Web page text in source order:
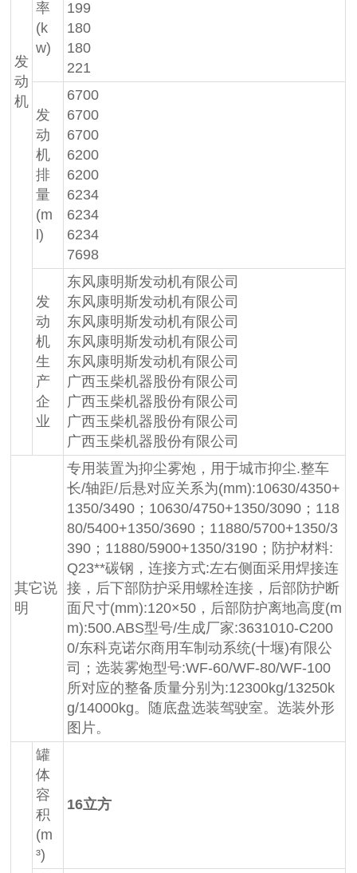
发
动
机
率
(k
w)
199
180
180
221
发
动
机
排
量
(m
l)
6700
6700
6700
6200
6200
6234
6234
6234
7698
发
动
机
生
产
企
业
东风康明斯发动机有限公司
东风康明斯发动机有限公司
东风康明斯发动机有限公司
东风康明斯发动机有限公司
东风康明斯发动机有限公司
广西玉柴机器股份有限公司
广西玉柴机器股份有限公司
广西玉柴机器股份有限公司
广西玉柴机器股份有限公司
其它说
明
专用装置为抑尘雾炮，用于城市抑尘.整车
长/轴距/后悬对应关系为(mm):10630/4350+
1350/3490；10630/4750+1350/3090；118
80/5400+1350/3690；11880/5700+1350/3
390；11880/5900+1350/3190；防护材料:
Q23**碳钢，连接方式:左右侧面采用焊接连
接，后下部防护采用螺栓连接，后部防护断
面尺寸(mm):120×50，后部防护离地高度(m
m):500.ABS型号/生成厂家:3631010-C200
0/东科克诺尔商用车制动系统(十堰)有限公
司；选装雾炮型号:WF-60/WF-80/WF-100
所对应的整备质量分别为:12300kg/13250k
g/14000kg。随底盘选装驾驶室。选装外形
图片。
罐
体
容
积
(m
³)
16立方